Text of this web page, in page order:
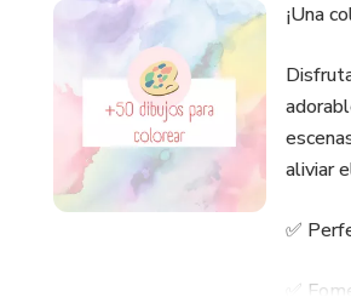
¡Una
aliviar
✅
✅